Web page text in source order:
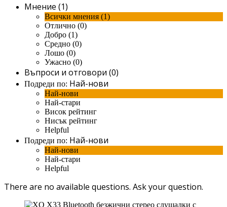
Мнение (1)
Всички мнения (1)
Отлично (0)
Добро (1)
Средно (0)
Лошо (0)
Ужасно (0)
Въпроси и отговори (0)
Подреди по: Най-нови
Най-нови
Най-стари
Висок рейтинг
Нисък рейтинг
Helpful
Подреди по: Най-нови
Най-нови
Най-стари
Helpful
There are no available questions. Ask your question.